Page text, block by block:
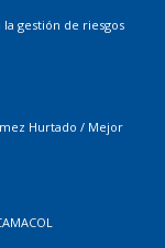
gestión de riesgos
Hurtado / Mejor